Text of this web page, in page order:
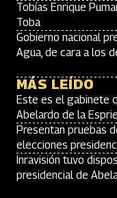
Tobías Enrique
Toba
Gobierno nacional
Agua, de cara a los
MÁS LEÍDO
Este es el gabinete
Abelardo de la
Presentan pruebas
elecciones
Inravisión tuvo
presidencial de